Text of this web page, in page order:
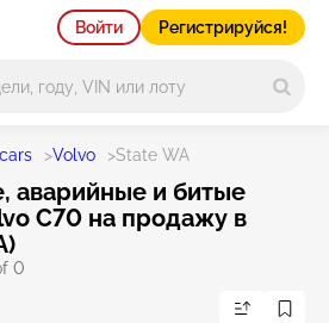
Войти Регистрируйся!
>Volvo >State WA
аварийные и битые
C70 на продажу в
0